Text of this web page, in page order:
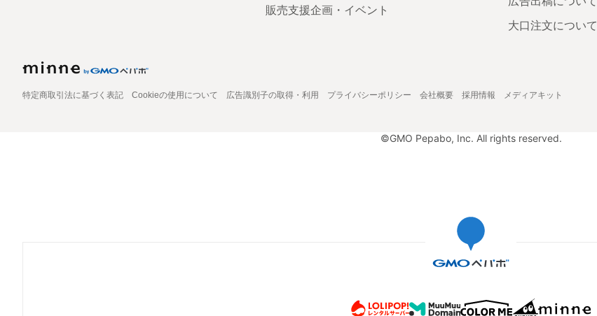
販売支援企画・イベント
大口注文について
特定商取引法に基づく表記 Cookieの使用について 広告識別子の取得・利用 プライバシーポリシー 会社概要 採用情報 メディアキット
©GMO Pepabo, Inc. All rights reserved.